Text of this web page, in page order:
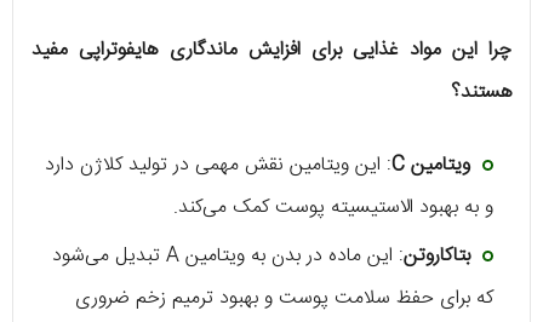
چرا این مواد غذایی برای افزایش ماندگاری هایفوتراپی مفید
هستند؟
ویتامین C
: این ویتامین نقش مهمی در تولید کلاژن دارد
و به بهبود الاستیسیته پوست کمک می‌کند.
بتاکاروتن
: این ماده در بدن به ویتامین A تبدیل می‌شود
که برای حفظ سلامت پوست و بهبود ترمیم زخم ضروری